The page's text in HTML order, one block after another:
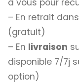
– En retrait
(gratuit)
– En livraison
disponible 7/7j
option)